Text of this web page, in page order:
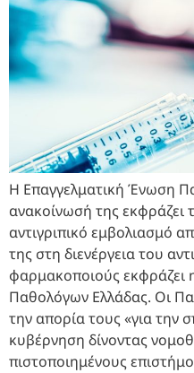
Η Επαγγελματική Ένωση
ανακοίνωσή της εκφράζει
αντιγριπικό εμβολιασμό
της στη διενέργεια του
φαρμακοποιούς εκφράζει
Παθολόγων Ελλάδας. Οι
την απορία τους «για την
κυβέρνηση δίνοντας
πιστοποιημένους